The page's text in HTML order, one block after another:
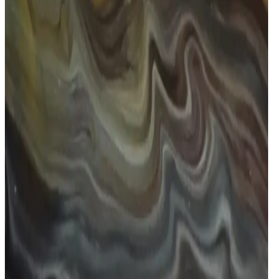
Numaralı güneş gözlükleri, estetik ve sağlık açısından önemli olup,
yüz şekline uygun seçimlerle tarzınızı tamamlar. Moda trendleri ve
doğru seçim ipuçlarıyla kendinizi daha özgüvenli hissedin.
Kadınlar İçin Küçük Güneş Gözlükleri: Stil ve
Koruma İçin En İyi Seçenekler 2023
Kadınlar arasında popüler olan küçük güneş gözlükleri, şıklık ve
fonksiyonelliği bir arada sunar. UV korumalı modeller, yüz hatlarına
uygun tasarımlarla tarzınızı tamamlar.
Leopar Desenli Güneş Gözlüğü: Moda ve
Fonksiyonelliğin Şık Birleşimi
Leopar desenli güneş gözlüğü, stil ve fonksiyonelliği bir araya
getirerek özgün bir görünüm sunar. UV koruma ve şık tasarım ile
Kız Gözlükleri: Moda ve Fonksiyonelliğin
Buluştuğu Güncel Tasarım Trendleri ve Seçim